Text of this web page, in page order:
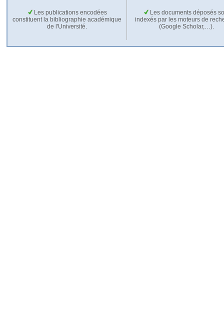
Les publications encodées
constituent la bibliographie académique
de l'Université.
Les documents déposés
indexés par les moteurs de
(Google Scholar,…).